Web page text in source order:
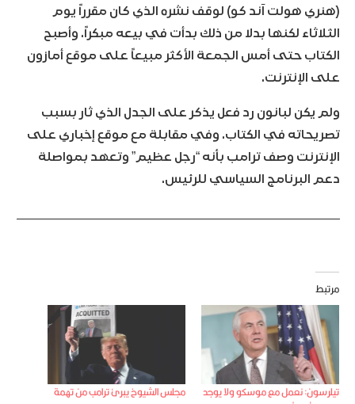
(هنري هولت آند كو) لوقف نشره الذي كان مقرراً يوم
الثلاثاء لكنها بدلا من ذلك بدأت في بيعه مبكراً. وأصبح
الكتاب حتى أمس الجمعة الأكثر مبيعاً على موقع أمازون
على الإنترنت.
ولم يكن لبانون رد فعل يذكر على الجدل الذي ثار بسبب
تصريحاته في الكتاب. وفي مقابلة مع موقع إخباري على
الإنترنت وصف ترامب بأنه “رجل عظيم” وتعهد بمواصلة
دعم البرنامج السياسي للرئيس.
مرتبط
تيلرسون: نعمل مع موسكو ولا يوجد
مجلس الشيوخ يبرئ ترامب من تهمة